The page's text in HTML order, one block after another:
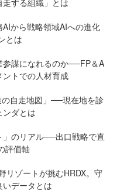
する組織」とは
から戦略領域AIへの進化
とは
参謀になれるのか──FP＆A
トでの人材育成
自走地図」──現在地を診
ダとは
のリアル──出口戦略で直
評価軸
リゾートが挑むHRDX。守
データとは